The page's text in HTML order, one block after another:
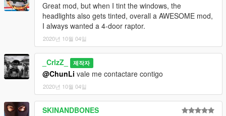
Great mod, but when I tint the windows, the
headlights also gets tinted, overall a AWESOME mod,
I always wanted a 4-door raptor.
2020년 10월 04일
_CrlzZ_ 제작자
@ChunLi vale me contactare contigo
2020년 10월 04일
SKINANDBONES